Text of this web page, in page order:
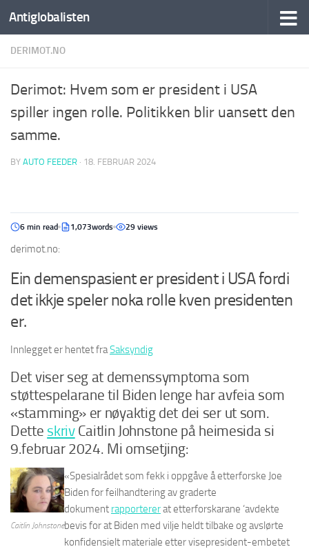
Antiglobalisten
DERIMOT.NO
Derimot: Hvem som er president i USA
spiller ingen rolle. Politikken blir uansett den
samme.
BY AUTO FEEDER · 18. FEBRUAR 2024
6 min read 1,073words 29 views
derimot.no:
Ein demenspasient er president i USA fordi
det ikkje speler noka rolle kven presidenten
er.
Innlegget er hentet fraSaksyndig
Det viser seg at demenssymptoma som
støttespelarane til Biden lenge har avfeia som
«stamming» er nøyaktig det dei ser ut som.
Dette skrivCaitlin Johnstone på heimesida si
9.februar 2024. Mi omsetjing:
Caitlin Johnstone
«Spesialrådet som fekk i oppgåve å etterforske Joe
Biden for feilhandtering av graderte
dokument rapportererat etterforskarane ‘avdekte
bevis for at Biden med vilje heldt tilbake og avslørte
konfidensielt materiale etter visepresident-embetet